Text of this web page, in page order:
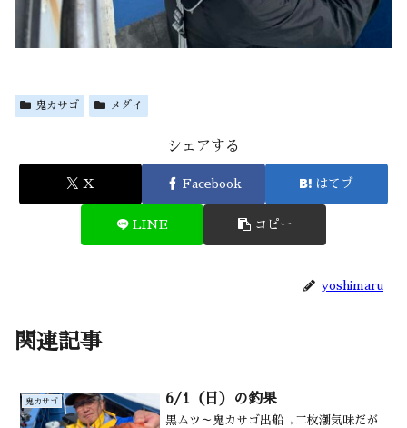
鬼カサゴ メダイ
シェアする
X Facebook はてブ
LINE コピー
yoshimaru
関連記事
鬼カサゴ 6/1（日）の釣果
黒ムツ～鬼カサゴ出船→二枚潮気味だが